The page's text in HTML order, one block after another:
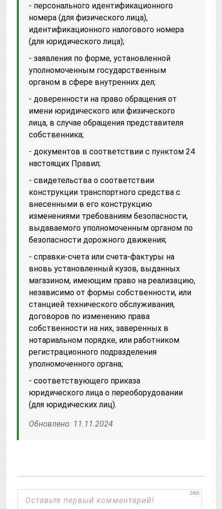
- персонального идентификационного
номера (для физического лица),
идентификационного налогового номера
(для юридического лица);
- заявления по форме, установленной
уполномоченным государственным
органом в сфере внутренних дел;
- доверенности на право обращения от
имени юридического или физического
лица, в случае обращения представителя
собственника;
- документов в соответствии с пунктом 24
настоящих Правил;
- свидетельства о соответствии
конструкции транспортного средства с
внесенными в его конструкцию
изменениями требованиям безопасности,
выдаваемого уполномоченным органом по
безопасности дорожного движения;
- справки-счета или счета-фактуры на
вновь установленный кузов, выданных
магазином, имеющим право на реализацию,
независимо от формы собственности, или
станцией технического обслуживания,
договоров по изменению права
собственности на них, заверенных в
нотариальном порядке, или работником
регистрационного подразделения
уполномоченного органа;
- соответствующего приказа
юридического лица о переоборудовании
(для юридических лиц).
Обновлено: 11.11.2024
3400